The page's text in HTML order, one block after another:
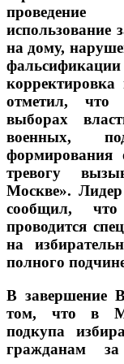
проведение
использование
на дому,
отметил, что
выборах
военных,
формирования
тревогу
Москве».
сообщил,
проводится
на
полного
В завершение
том, что в
подкупа
гражданам